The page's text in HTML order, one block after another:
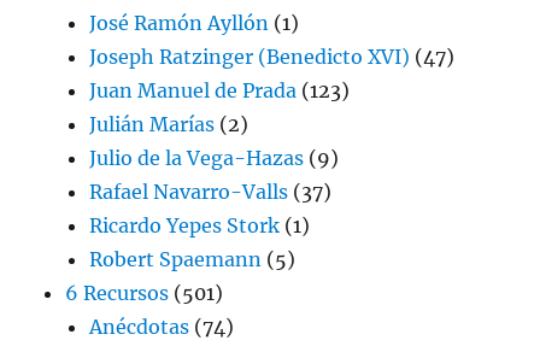
José Ramón Ayllón (1)
Joseph Ratzinger (Benedicto XVI) (47)
Juan Manuel de Prada (123)
Julián Marías (2)
Julio de la Vega-Hazas (9)
Rafael Navarro-Valls (37)
Ricardo Yepes Stork (1)
Robert Spaemann (5)
6 Recursos (501)
Anécdotas (74)